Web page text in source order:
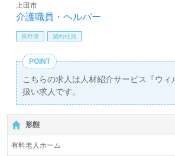
介護職員・ヘルパー
上田市
長野県 契約社員
POINT
こちらの求人は人材紹介サービス『ウィ
扱い求人です。
詳細に関してお気軽にご相談ください♪
【無料】で皆さんの転職活動をサポート
形態
有料老人ホーム